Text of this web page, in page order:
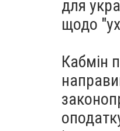
для
щодо
Кабмін